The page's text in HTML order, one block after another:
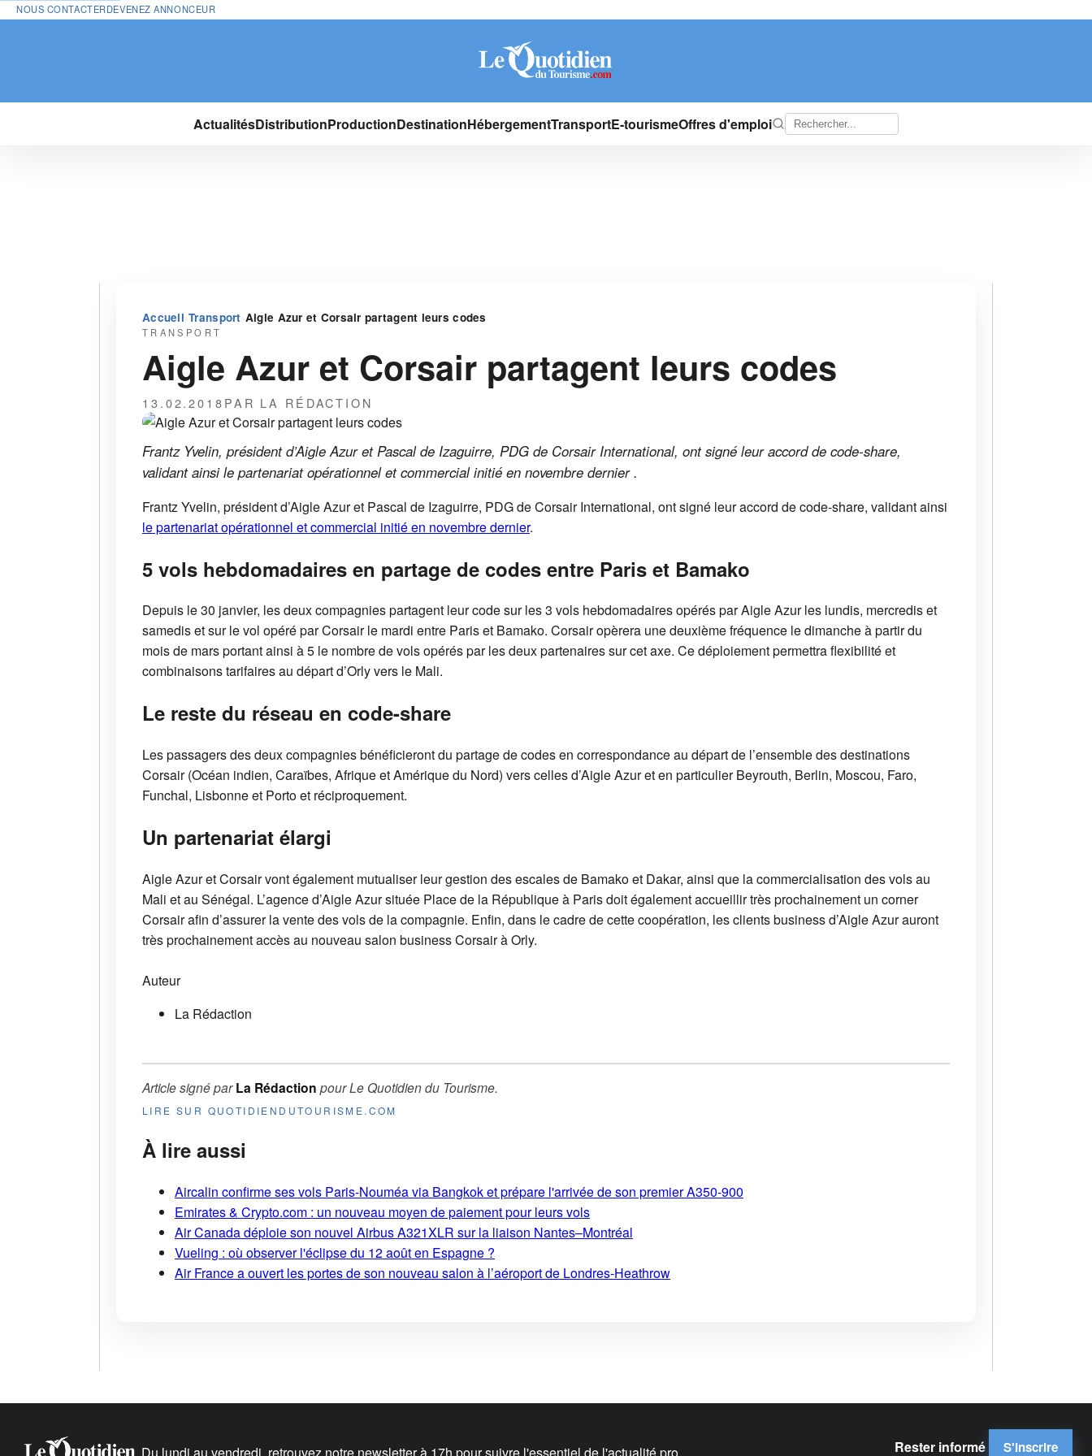
NOUS CONTACTERDEVENEZ ANNONCEUR
ActualitésDistributionProductionDestinationHébergementTransportE-tourismeOffres d'emploi
Accueil›Transport ›Aigle Azur et Corsair partagent leurs codes
TRANSPORT
Aigle Azur et Corsair partagent leurs codes
13.02.2018PAR LA RÉDACTION
Frantz Yvelin, président d’Aigle Azur et Pascal de Izaguirre, PDG de Corsair International, ont signé leur accord de code-share,
validant ainsi le partenariat opérationnel et commercial initié en novembre dernier .
Frantz Yvelin, président d’Aigle Azur et Pascal de Izaguirre, PDG de Corsair International, ont signé leur accord de code-share, validant ainsi
le partenariat opérationnel et commercial initié en novembre dernier.
5 vols hebdomadaires en partage de codes entre Paris et Bamako
Depuis le 30 janvier, les deux compagnies partagent leur code sur les 3 vols hebdomadaires opérés par Aigle Azur les lundis, mercredis et
samedis et sur le vol opéré par Corsair le mardi entre Paris et Bamako. Corsair opèrera une deuxième fréquence le dimanche à partir du
mois de mars portant ainsi à 5 le nombre de vols opérés par les deux partenaires sur cet axe. Ce déploiement permettra flexibilité et
combinaisons tarifaires au départ d’Orly vers le Mali.
Le reste du réseau en code-share
Les passagers des deux compagnies bénéficieront du partage de codes en correspondance au départ de l’ensemble des destinations
Corsair (Océan indien, Caraïbes, Afrique et Amérique du Nord) vers celles d’Aigle Azur et en particulier Beyrouth, Berlin, Moscou, Faro,
Funchal, Lisbonne et Porto et réciproquement.
Un partenariat élargi
Aigle Azur et Corsair vont également mutualiser leur gestion des escales de Bamako et Dakar, ainsi que la commercialisation des vols au
Mali et au Sénégal. L’agence d’Aigle Azur située Place de la République à Paris doit également accueillir très prochainement un corner
Corsair afin d’assurer la vente des vols de la compagnie. Enfin, dans le cadre de cette coopération, les clients business d’Aigle Azur auront
très prochainement accès au nouveau salon business Corsair à Orly.
Auteur
La Rédaction
Article signé parLa Rédaction pourLe Quotidien du Tourisme.
LIRE SUR QUOTIDIENDUTOURISME.COM
À lire aussi
Aircalin confirme ses vols Paris-Nouméa via Bangkok et prépare l'arrivée de son premier A350-900
Emirates & Crypto.com : un nouveau moyen de paiement pour leurs vols
Air Canada déploie son nouvel Airbus A321XLR sur la liaison Nantes–Montréal
Vueling : où observer l'éclipse du 12 août en Espagne ?
Air France a ouvert les portes de son nouveau salon à l’aéroport de Londres-Heathrow
Du lundi au vendredi, retrouvez notre newsletter à 17h pour suivre l'essentiel de l'actualité pro. Rester informé S'inscrire